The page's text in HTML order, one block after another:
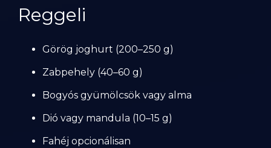
Reggeli
Görög joghurt (200–250 g)
Zabpehely (40–60 g)
Bogyós gyümölcsök vagy alma
Dió vagy mandula (10–15 g)
Fahéj opcionálisan